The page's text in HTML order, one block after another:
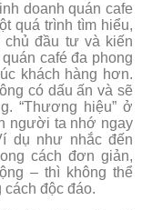
doanh quán cafe
quá trình tìm hiểu,
đầu tư và kiến
café đa phong
khách hàng hơn.
có dấu ấn và sẽ
“Thương hiệu” ở
người ta nhớ ngay
dụ như nhắc đến
cách đơn giản,
– thì không thể
cách độc đáo.